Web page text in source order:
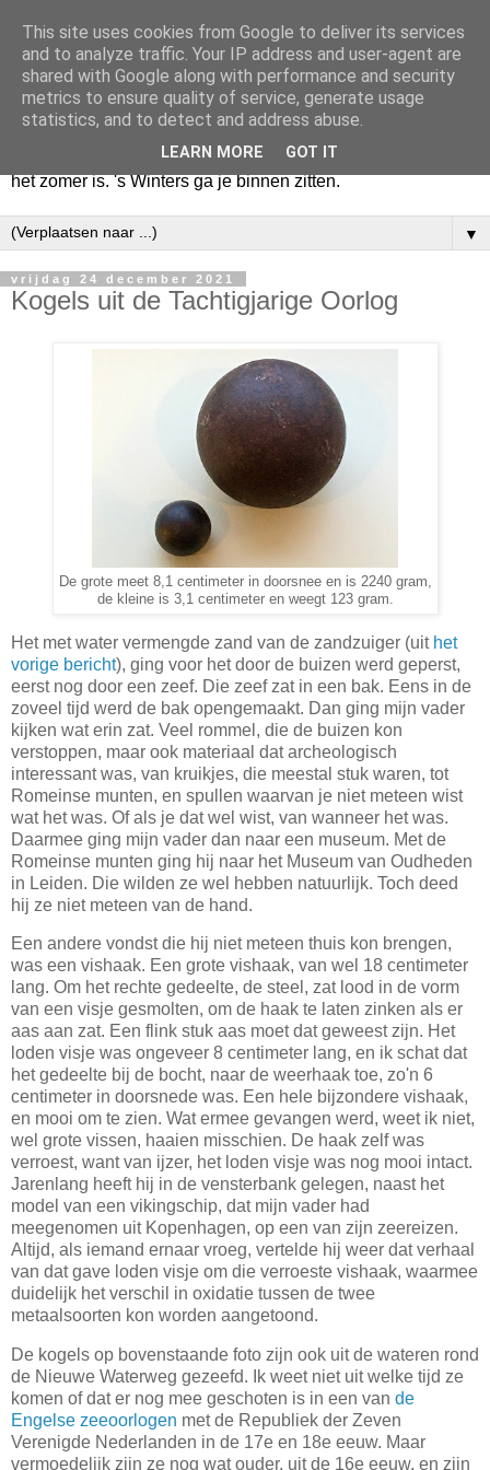
Huize Zeezicht
Als het lente is, lees ik een krant op een terras en drink een
latte uit een glas. Of om het even een boek met een
cappuccino of een dubbele espresso. Maar dat kan ook als
het zomer is. 's Winters ga je binnen zitten.
▼
vrijdag 24 december 2021
Kogels uit de Tachtigjarige Oorlog
De grote meet 8,1 centimeter in doorsnee en is 2240 gram,
de kleine is 3,1 centimeter en weegt 123 gram.
Het met water vermengde zand van de zandzuiger (uit het
vorige bericht), ging voor het door de buizen werd geperst,
eerst nog door een zeef. Die zeef zat in een bak. Eens in de
zoveel tijd werd de bak opengemaakt. Dan ging mijn vader
kijken wat erin zat. Veel rommel, die de buizen kon
verstoppen, maar ook materiaal dat archeologisch
interessant was, van kruikjes, die meestal stuk waren, tot
Romeinse munten, en spullen waarvan je niet meteen wist
wat het was. Of als je dat wel wist, van wanneer het was.
Daarmee ging mijn vader dan naar een museum. Met de
Romeinse munten ging hij naar het Museum van Oudheden
in Leiden. Die wilden ze wel hebben natuurlijk. Toch deed
hij ze niet meteen van de hand.
Een andere vondst die hij niet meteen thuis kon brengen,
was een vishaak. Een grote vishaak, van wel 18 centimeter
lang. Om het rechte gedeelte, de steel, zat lood in de vorm
van een visje gesmolten, om de haak te laten zinken als er
aas aan zat. Een flink stuk aas moet dat geweest zijn. Het
loden visje was ongeveer 8 centimeter lang, en ik schat dat
het gedeelte bij de bocht, naar de weerhaak toe, zo'n 6
centimeter in doorsnede was. Een hele bijzondere vishaak,
en mooi om te zien. Wat ermee gevangen werd, weet ik niet,
wel grote vissen, haaien misschien. De haak zelf was
verroest, want van ijzer, het loden visje was nog mooi intact.
Jarenlang heeft hij in de vensterbank gelegen, naast het
model van een vikingschip, dat mijn vader had
meegenomen uit Kopenhagen, op een van zijn zeereizen.
Altijd, als iemand ernaar vroeg, vertelde hij weer dat verhaal
van dat gave loden visje om die verroeste vishaak, waarmee
duidelijk het verschil in oxidatie tussen de twee
metaalsoorten kon worden aangetoond.
De kogels op bovenstaande foto zijn ook uit de wateren rond
de Nieuwe Waterweg gezeefd. Ik weet niet uit welke tijd ze
komen of dat er nog mee geschoten is in een van de
Engelse zeeoorlogen met de Republiek der Zeven
Verenigde Nederlanden in de 17e en 18e eeuw. Maar
vermoedelijk zijn ze nog wat ouder, uit de 16e eeuw, en zijn
This site uses cookies from Google to deliver its services
and to analyze traffic. Your IP address and user-agent are
shared with Google along with performance and security
metrics to ensure quality of service, generate usage
statistics, and to detect and address abuse.
LEARN MORE GOT IT